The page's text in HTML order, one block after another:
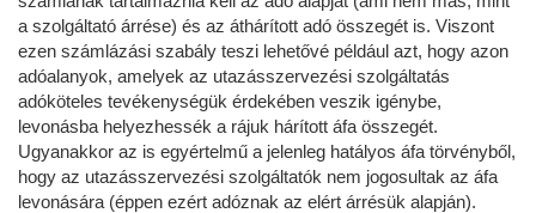
a szolgáltató árrése) és az áthárított adó összegét is. Viszont
ezen számlázási szabály teszi lehetővé például azt, hogy azon
adóalanyok, amelyek az utazásszervezési szolgáltatás
adóköteles tevékenységük érdekében veszik igénybe,
levonásba helyezhessék a rájuk hárított áfa összegét.
Ugyanakkor az is egyértelmű a jelenleg hatályos áfa törvényből,
hogy az utazásszervezési szolgáltatók nem jogosultak az áfa
levonására (éppen ezért adóznak az elért árrésük alapján).